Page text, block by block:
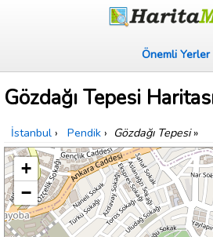
Önemli Yerler
Gözdağı Tepesi
İstanbul › Pendik › Gözdağı Tepesi»
+
−